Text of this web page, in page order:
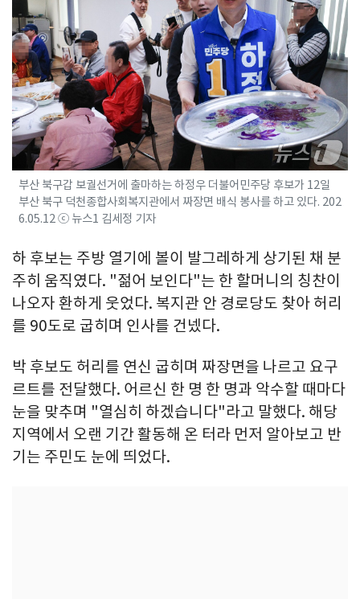
부산 북구갑 보궐선거에 출마하는 하정우 더불어민주당 후보가 12일
부산 북구 덕천종합사회복지관에서 짜장면 배식 봉사를 하고 있다. 202
6.05.12 ⓒ 뉴스1 김세정 기자
하 후보는 주방 열기에 볼이 발그레하게 상기된 채 분
주히 움직였다. "젊어 보인다"는 한 할머니의 칭찬이
나오자 환하게 웃었다. 복지관 안 경로당도 찾아 허리
를 90도로 굽히며 인사를 건넸다.
박 후보도 허리를 연신 굽히며 짜장면을 나르고 요구
르트를 전달했다. 어르신 한 명 한 명과 악수할 때마다
눈을 맞추며 "열심히 하겠습니다"라고 말했다. 해당
지역에서 오랜 기간 활동해 온 터라 먼저 알아보고 반
기는 주민도 눈에 띄었다.